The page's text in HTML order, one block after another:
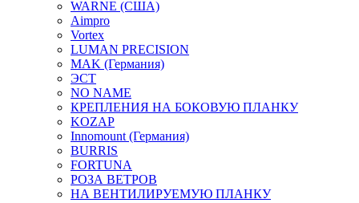
WARNE (США)
Aimpro
Vortex
LUMAN PRECISION
MAK (Германия)
ЭСТ
NO NAME
КРЕПЛЕНИЯ НА БОКОВУЮ ПЛАНКУ
KOZAP
Innomount (Германия)
BURRIS
FORTUNA
РОЗА ВЕТРОВ
НА ВЕНТИЛИРУЕМУЮ ПЛАНКУ